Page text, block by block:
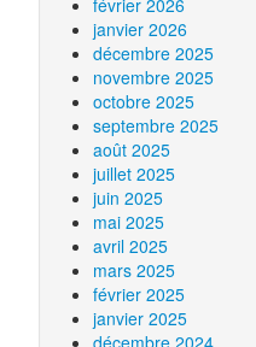
février 2026
janvier 2026
décembre 2025
novembre 2025
octobre 2025
septembre 2025
août 2025
juillet 2025
juin 2025
mai 2025
avril 2025
mars 2025
février 2025
janvier 2025
décembre 2024